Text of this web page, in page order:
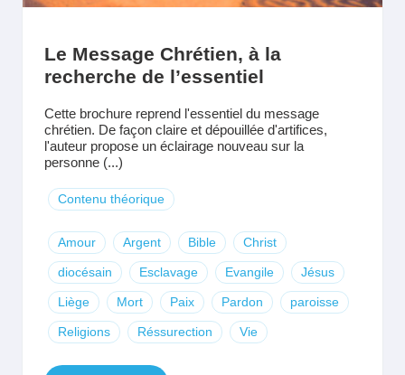
Le Message Chrétien, à la
recherche de l’essentiel
Cette brochure reprend l'essentiel du message
chrétien. De façon claire et dépouillée d'artifices,
l'auteur propose un éclairage nouveau sur la
personne (...)
Contenu théorique
Amour Argent Bible Christ
diocésain Esclavage Evangile Jésus
Liège Mort Paix Pardon paroisse
Religions Réssurection Vie